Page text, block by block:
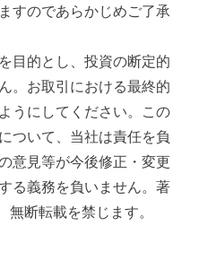
すのであらかじめご了承
目的とし、投資の断定的
。お取引における最終的
うにしてください。この
ついて、当社は責任を負
意見等が今後修正・変更
る義務を負いません。著
断転載を禁じます。